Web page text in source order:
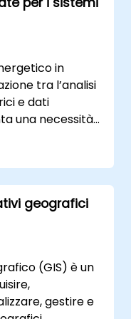
in
tra l’analisi
e dati
una necessità
dei dati
Questo
14 giorni, tenuto
per colmare
geografici
(GIS) è un
gestire e